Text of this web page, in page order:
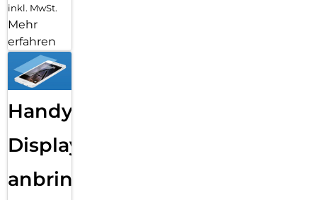
inkl. MwSt.
Mehr
erfahren
Handy
Displayfolie
anbringen